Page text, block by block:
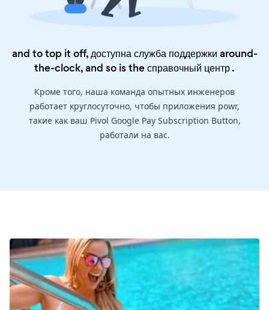
and to top it off, доступна служба поддержки around-
the-clock, and so is theсправочный центр.
Кроме того, наша команда опытных инженеров
работает круглосуточно, чтобы приложения powr,
такие как ваш Pivol Google Pay Subscription Button,
работали на вас.